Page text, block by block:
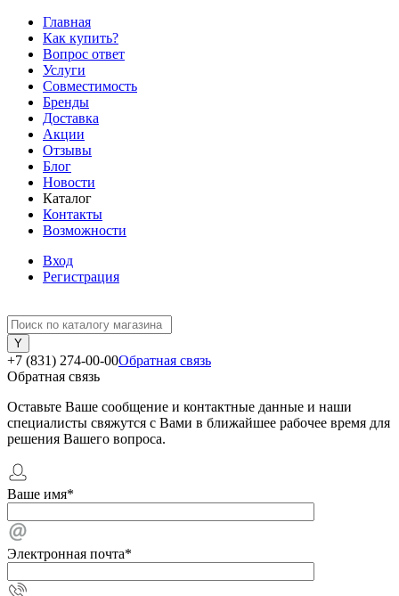
Главная
Как купить?
Вопрос ответ
Услуги
Совместимость
Бренды
Доставка
Акции
Отзывы
Блог
Новости
Каталог
Контакты
Возможности
Вход
Регистрация
+7 (831) 274-00-00Обратная связь
Обратная связь
Оставьте Ваше сообщение и контактные данные и наши
специалисты свяжутся с Вами в ближайшее рабочее время для
решения Вашего вопроса.
Ваше имя*
Электронная почта*